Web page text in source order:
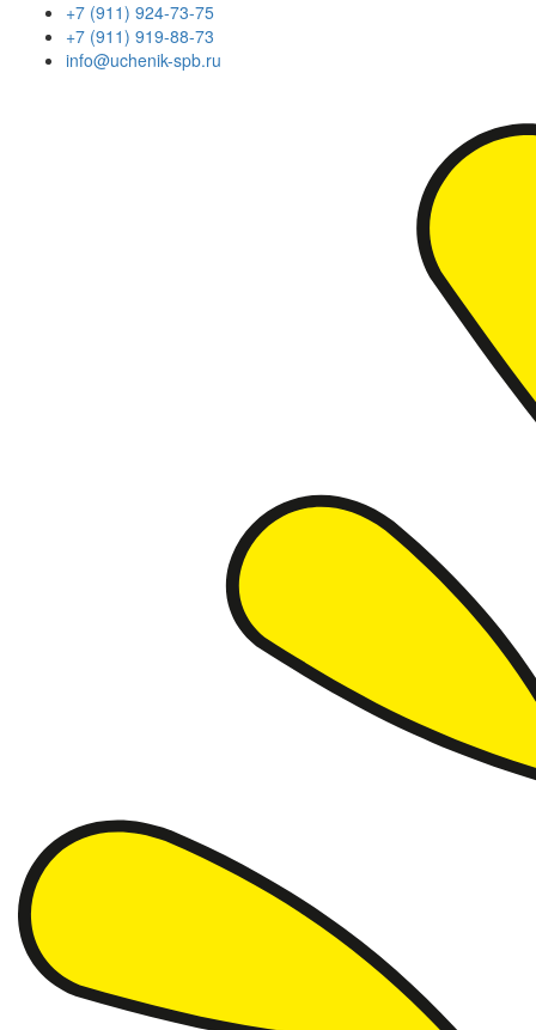
+7 (911) 924-73-75
+7 (911) 919-88-73
info@uchenik-spb.ru